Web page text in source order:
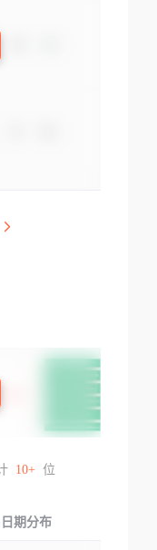
10+ 位
期分布